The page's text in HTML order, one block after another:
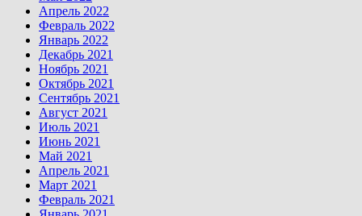
Апрель 2022
Февраль 2022
Январь 2022
Декабрь 2021
Ноябрь 2021
Октябрь 2021
Сентябрь 2021
Август 2021
Июль 2021
Июнь 2021
Май 2021
Апрель 2021
Март 2021
Февраль 2021